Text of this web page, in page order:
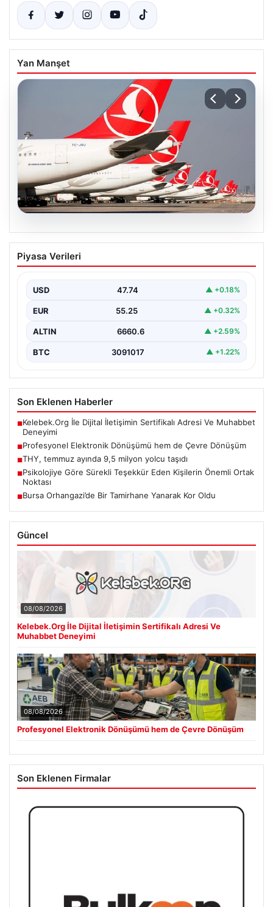
Yan Manşet
THY, temmuz ayında 9,5 milyon yolcu
taşıdı
Piyasa Verileri
USD 47.74 ▲ +0.18%
EUR 55.25 ▲ +0.32%
ALTIN 6660.6 ▲ +2.59%
BTC 3091017 ▲ +1.22%
Son Eklenen Haberler
■Kelebek.Org İle Dijital İletişimin Sertifikalı Adresi Ve Muhabbet
Deneyimi
■Profesyonel Elektronik Dönüşümü hem de Çevre Dönüşüm
■THY, temmuz ayında 9,5 milyon yolcu taşıdı
■Psikolojiye Göre Sürekli Teşekkür Eden Kişilerin Önemli Ortak
Noktası
■Bursa Orhangazi’de Bir Tamirhane Yanarak Kor Oldu
Güncel
08/08/2026
Kelebek.Org İle Dijital İletişimin Sertifikalı Adresi Ve
Muhabbet Deneyimi
08/08/2026
Profesyonel Elektronik Dönüşümü hem de Çevre Dönüşüm
Son Eklenen Firmalar